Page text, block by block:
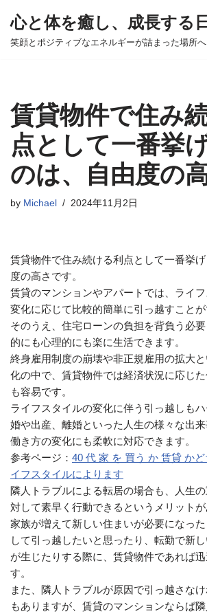
コ
ツ
へ
ス
キ
ッ
プ
心と体を癒し、成長する
笑顔とポジティブなエネルギーが詰まった場所
賃貸物件で住み
点として一番挙
のは、自由度の
by Michael 2024年11月2日
賃貸物件で住み続ける利点として一番挙
度の高さです。
賃貸のマンションやアパートでは、ライ
変化に応じて比較的簡単に引っ越すことが
そのうえ、住宅ローンの負担を背負う必
的にも心理的にも楽に生活できます。
終身雇用制度の崩壊や非正規雇用の拡大
化の中で、賃貸物件では経済状況に応じ
も容易です。
ライフスタイルの変化に伴う引っ越しも
婚や出産、離婚といった人生の様々な出
働き方の変化にも柔軟に対応できます。
参考ページ： 40 代 家 を 買う か 賃貸 か
イフスタイルによります
隣人トラブルによる転居の場合も、人生
対して素早く行動できるというメリットが
家族が増えて新しい住まいが必要になっ
して引っ越したいと思ったり、転勤で新
が生じたりする際に、賃貸物件であれば
す。
また、隣人トラブルが原因で引っ越さな
もありますが、賃貸のマンションならば